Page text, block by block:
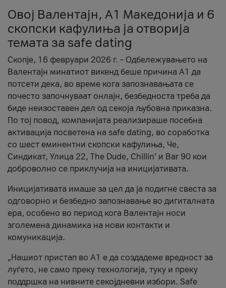
Овој Валентајн, A1 Македонија и 6
скопски кафулиња ја отворија
темата за safe dating
Скопје, 16 февруари 2026 г. – Одбележувањето на
Валентајн минатиот викенд беше причина А1 да
потсети дека, во време кога запознавањата се
почесто започнуваат онлајн, безбедноста треба да
биде неизоставен дел од секоја љубовна приказна.
По тој повод, компанијата реализираше посебна
активација посветена на safe dating, во соработка
со шест еминентни скопски кафулиња, Че,
Синдикат, Улица 22, The Dude, Chillin’ и Bar 90 кои
доброволно се приклучија на иницијативата.
Иницијативата имаше за цел да ја подигне свеста за
одговорно и безбедно запознавање во дигиталната
ера, особено во период кога Валентајн носи
зголемена динамика на нови контакти и
комуникација.
„Нашиот пристап во А1 е да создадеме вредност за
луѓето, не само преку технологија, туку и преку
поддршка на нивните секојдневни избори. Safe